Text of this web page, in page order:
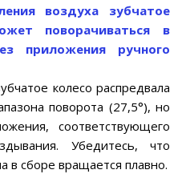
воздуха зубчатое
поворачиваться в
приложения ручного
колесо распредвала
поворота (27,5°), но
соответствующего
Убедитесь, что
в сборе вращается плавно.